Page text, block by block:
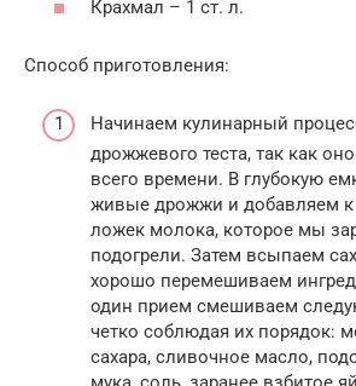
Крахмал – 1 ст. л.
Способ приготовления:
Начинаем кулинарный
дрожжевого теста, так как
всего времени. В глубокую
живые дрожжи и добавляем к
ложек молока, которое мы
подогрели. Затем всыпаем
хорошо перемешиваем
один прием смешиваем
четко соблюдая их порядок:
сахара, сливочное масло,